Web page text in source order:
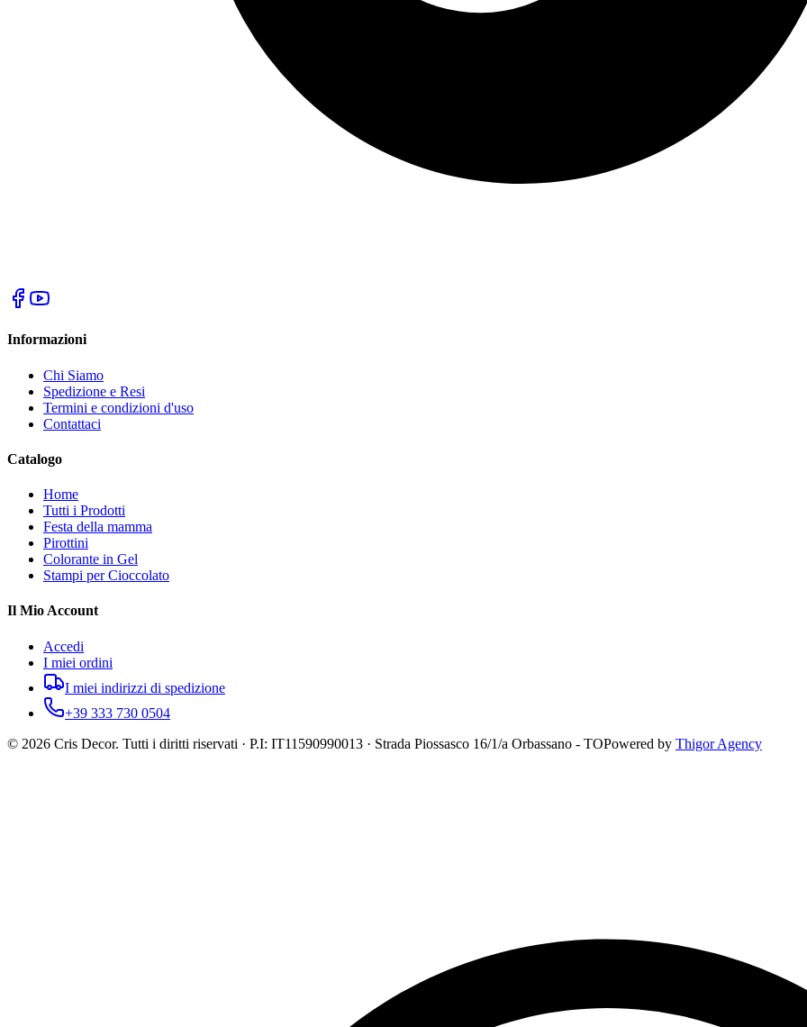
Informazioni
Chi Siamo
Spedizione e Resi
Termini e condizioni d'uso
Contattaci
Catalogo
Home
Tutti i Prodotti
Festa della mamma
Pirottini
Colorante in Gel
Stampi per Cioccolato
Il Mio Account
Accedi
I miei ordini
I miei indirizzi di spedizione
+39 333 730 0504
© 2026 Cris Decor. Tutti i diritti riservati · P.I: IT11590990013 · Strada Piossasco 16/1/a Orbassano - TOPowered by Thigor Agency